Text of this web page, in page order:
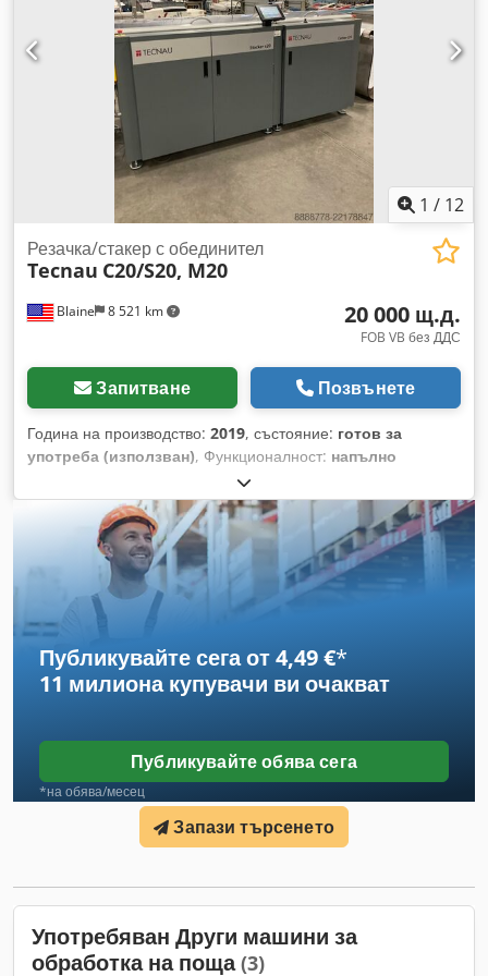
1 / 12
Blaine 8 521 km
Резачка/стакер с обединител
Tecnau C20/S20, M20
20 000 щ.д.
FOB VB без ДДС
Запитване Позвънете
Година на производство: 2019, състояние: готов за
употреба (използван), Функционалност: напълно
, номер на машина/превозно средство:
C201149/S201126, M201150, Този режещо-подреждащ
агрегат Tecnau C20/S20, модел 2019 г., с устройство за
обединяване M20, е в отлично състояние и е готов за
работа. Наскоро беше демонтиран от банка, където е бил
обслужван по договор за пълна сервизна поддръжка.
Dodpfszf Na Ujx Ac Dsck
Публикувайте сега от 4,49 €*
11 милиона купувачи ви очакват
Публикувайте обява сега
*на обява/месец
Запази търсенето
Употребяван Други машини за
обработка на поща(3)